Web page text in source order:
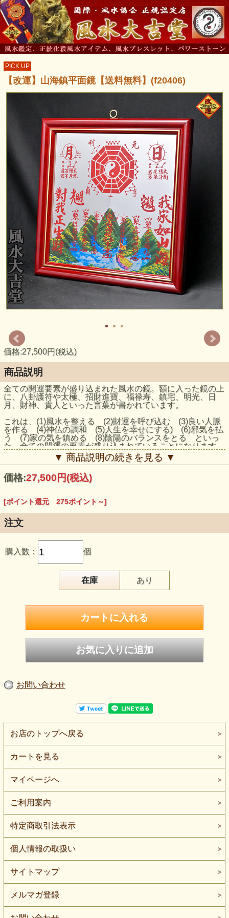
PICK UP
【改運】山海鎮平面鏡【送料無料】(f20406)
価格:27,500円(税込)
商品説明
全ての開運要素が盛り込まれた風水の鏡。額に入った鏡の上
に、八卦護符や太極、招財進寶、福禄寿、鎮宅、明光、日
月、財神、貴人といった言葉が書かれています。
これは、(1)風水を整える (2)財運を呼び込む (3)良い人脈
を作る (4)神仏の調和 (5)人生を幸せにする) (6)邪気を払
う (7)家の気を鎮める (8)陰陽のバランスをとる といっ
た、全ての開運の要素が盛り込まれていることになります。
これを玄関やリビング、店舗、オフィスに飾っておくだけで
運気が上がるといわれています。
また、財運が抜けてしまう漏財宅という間取りの改善などに
も使用することができます。抜けて行こうとする財の気を、
飾り方は、立て掛けてるか、上部の金具を利用し吊り下げて
飾ります。
縦：23cm位、幅：23cm位、額の厚さ1.5cm位
は、送料無料です。（送料別の商品と一緒にご注文の場合で
▼ 商品説明の続きを見る ▼
価格:27,500円(税込)
[ポイント還元 275ポイント～]
注文
購入数： 個
在庫 あり
お問い合わせ
お店のトップへ戻る
カートを見る
マイページへ
ご利用案内
特定商取引法表示
個人情報の取扱い
サイトマップ
メルマガ登録